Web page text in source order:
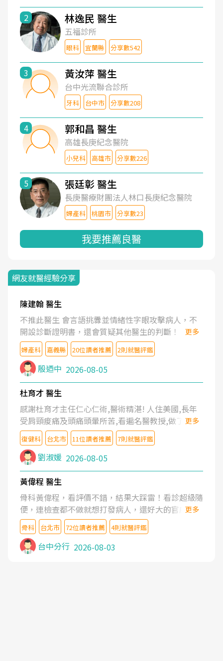
2 林逸民 醫生
五福診所
眼科 宜蘭縣 分享數542
3 黃汝萍 醫生
台中光流聯合診所
牙科 台中市 分享數208
4 郭和昌 醫生
高雄長庚紀念醫院
小兒科 高雄市 分享數226
5 張廷彰 醫生
長庚醫療財團法人林口長庚紀念醫院
婦產科 桃園市 分享數23
我要推薦良醫
網友就醫經驗分享
陳建翰 醫生
不推此醫生 會言語挑釁並情緒性字眼攻擊病人，不
開設診斷證明書，還會質疑其他醫生的判斷！
更多
婦產科 嘉義縣 20位讀者推薦 2則就醫評鑑
殷迺中 2026-08-05
杜育才 醫生
感謝杜育才主任仁心仁術,醫術精湛! 人住美國,長年
受肩頸痠痛及頭痛頭暈所苦,看遍名醫教授,做了各種
檢查,也嘗試過西醫打針,中醫針灸及物理徒手治療都
沒有用,後來連吃到嗎啡類止痛藥都效果有限,只是壓
症狀,沒多久就痛起來,多年失眠嚴重影響生活品質.
台灣親友介紹忠孝醫院杜育才主任是頸頭症候群專
家,上網搜尋杜主任相關文章新聞跟網路評價之後,下
定決心飛回台北找杜醫師診治. 杜主任的乾針跟增生
治療真的很厲害,第一次乾針就覺得整個肩頸鬆開,回
家特別好睡,經過幾次治療,長年頑疾已經好了大半,杜
主任除了打針超厲害,還會一直交代要改善姿勢跟好
好做運動,看診態度親切溫暖,真的是不可多得的良醫,
大力推荐!
更多
復健科 台北市 11位讀者推薦 7則就醫評鑑
劉淑媛 2026-08-05
黃偉程 醫生
骨科黃偉程，看評價不錯，結果大踩雷！看診超級隨
便，連檢查都不做就想打發病人，還好大的官威 ...
想詢問病情還被陰陽怪氣嘲諷一番。可能好評帶來的
大頭症，變得自負不尊重病人。醫術也不行，畢竟連
檢查都懶得做，治療會有用才怪。大家避雷吧！
更多
骨科 台北市 72位讀者推薦 4則就醫評鑑
台中分行 2026-08-03